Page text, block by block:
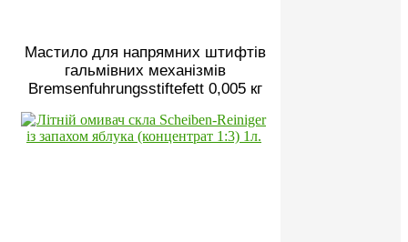
Мастило для напрямних штифтів
гальмівних механізмів
Bremsenfuhrungsstiftefett 0,005 кг